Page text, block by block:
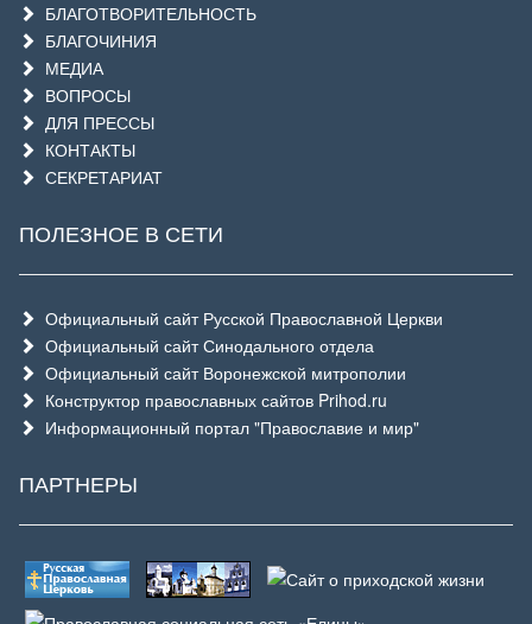
БЛАГОТВОРИТЕЛЬНОСТЬ
БЛАГОЧИНИЯ
МЕДИА
ВОПРОСЫ
ДЛЯ ПРЕССЫ
КОНТАКТЫ
СЕКРЕТАРИАТ
ПОЛЕЗНОЕ В СЕТИ
Официальный сайт Русской Православной Церкви
Официальный сайт Синодального отдела
Официальный сайт Воронежской митрополии
Конструктор православных сайтов Prihod.ru
Информационный портал "Православие и мир"
ПАРТНЕРЫ